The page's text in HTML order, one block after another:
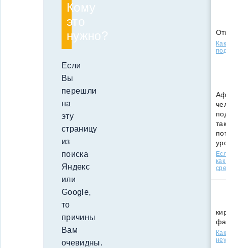
Кому
это
нужно?
Если
Вы
перешли
на
эту
страницу
из
поиска
Яндекс
или
Google,
то
причины
Вам
очевидны.